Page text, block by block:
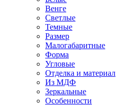
Венге
Светлые
Темные
Размер
Малогабаритные
Форма
Угловые
Отделка и материал
Из МДФ
Зеркальные
Особенности